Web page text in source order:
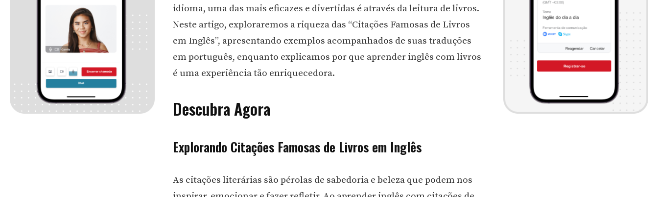
idioma, uma das mais eficazes e divertidas é através da leitura de livros.
Neste artigo, exploraremos a riqueza das “Citações Famosas de Livros
em Inglês”, apresentando exemplos acompanhados de suas traduções
em português, enquanto explicamos por que aprender inglês com livros
é uma experiência tão enriquecedora.
Descubra Agora
Explorando Citações Famosas de Livros em Inglês
As citações literárias são pérolas de sabedoria e beleza que podem nos